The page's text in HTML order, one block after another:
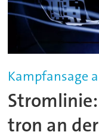
Kampfansage
tron an